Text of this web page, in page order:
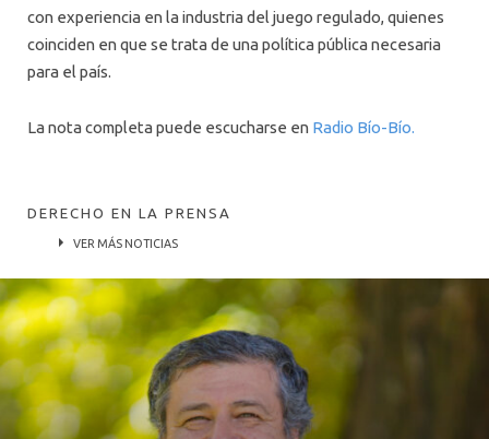
con experiencia en la industria del juego regulado, quienes
coinciden en que se trata de una política pública necesaria
para el país.
La nota completa puede escucharse en Radio Bío-Bío.
DERECHO EN LA PRENSA
VER MÁS NOTICIAS